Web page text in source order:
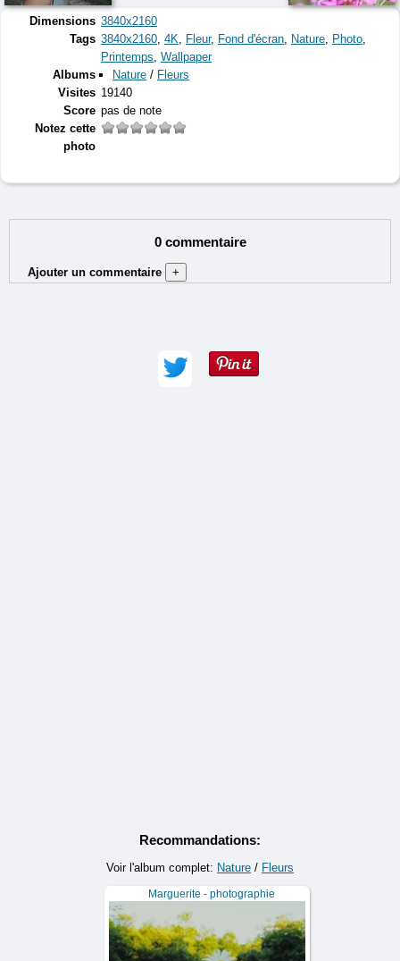
Dimensions 3840x2160
Tags 3840x2160, 4K, Fleur, Fond d'écran, Nature, Photo,
Printemps, Wallpaper
Albums
Nature / Fleurs
Visites 19140
Score pas de note
Notez cette
photo
0 commentaire
Ajouter un commentaire
+
Recommandations:
Voir l'album complet: Nature / Fleurs
Marguerite - photographie